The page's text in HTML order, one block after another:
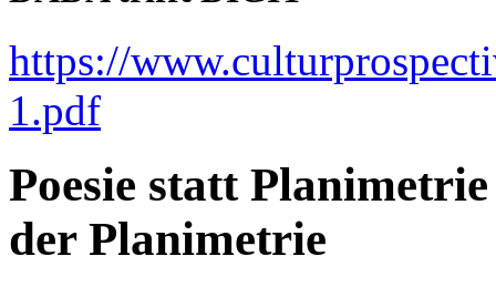
https://
1.pdf
Poesie statt
der Planimetrie